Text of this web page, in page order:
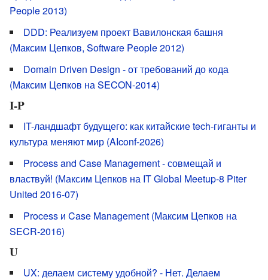
People 2013)
DDD: Реализуем проект Вавилонская башня
(Максим Цепков, Software People 2012)
Domain Driven Design - от требований до кода
(Максим Цепков на SECON-2014)
I-P
IT-ландшафт будущего: как китайские tech-гиганты и
культура меняют мир (AIconf-2026)
Process and Case Management - совмещай и
властвуй! (Максим Цепков на IT Global Meetup-8 Piter
United 2016-07)
Process и Case Management (Максим Цепков на
SECR-2016)
U
UX: делаем систему удобной? - Нет. Делаем